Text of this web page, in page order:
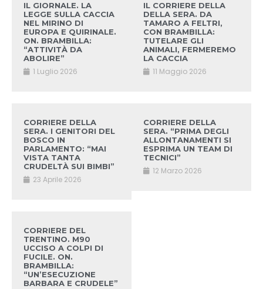
IL GIORNALE. LA
LEGGE SULLA CACCIA
NEL MIRINO DI
EUROPA E QUIRINALE.
ON. BRAMBILLA:
“ATTIVITÀ DA
ABOLIRE”
1 Luglio 2026
IL CORRIERE DELLA
DELLA SERA. DA
TAMARO A FELTRI,
CON BRAMBILLA:
TUTELARE GLI
ANIMALI, FERMEREMO
LA CACCIA
11 Maggio 2026
CORRIERE DELLA
SERA. I GENITORI DEL
BOSCO IN
PARLAMENTO: “MAI
VISTA TANTA
CRUDELTÀ SUI BIMBI”
23 Aprile 2026
CORRIERE DELLA
SERA. “PRIMA DEGLI
ALLONTANAMENTI SI
ESPRIMA UN TEAM DI
TECNICI”
12 Marzo 2026
CORRIERE DEL
TRENTINO. M90
UCCISO A COLPI DI
FUCILE. ON.
BRAMBILLA:
“UN’ESECUZIONE
BARBARA E CRUDELE”